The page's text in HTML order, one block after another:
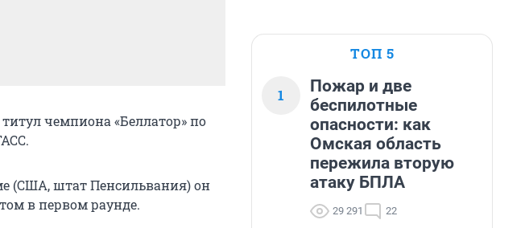
чемпиона «Беллатор» по
(США, штат Пенсильвания) он
в первом раунде.
ТОП 5
1
Пожар и две
беспилотные
опасности: как
Омская область
пережила вторую
атаку БПЛА
29 291 22